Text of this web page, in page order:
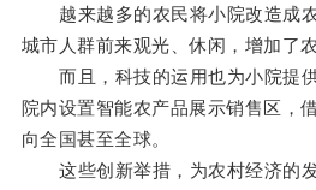
越来越多的农民将小院改造成
城市人群前来观光、休闲，增加了
而且，科技的运用也为小院提
院内设置智能农产品展示销售区，
向全国甚至全球。
这些创新举措，为农村经济的